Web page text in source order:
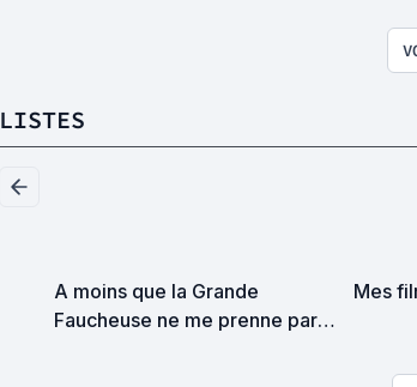
LISTES
A moins que la Grande
Faucheuse ne me prenne par
Mes